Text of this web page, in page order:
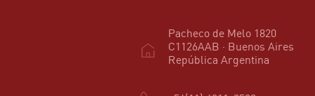
Pacheco de Melo 1820
C1126AAB · Buenos Aires
República Argentina